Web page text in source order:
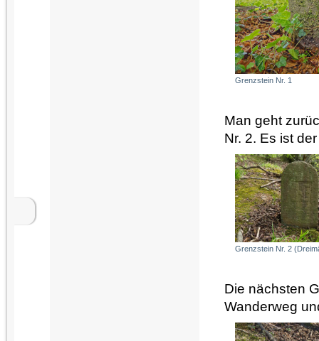
Grenzstein Nr. 1
Man geht
Nr. 2. Es ist
Grenzstein Nr. 2
Die nächsten
Wanderweg